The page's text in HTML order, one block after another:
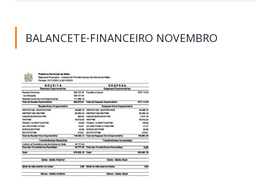
BALANCETE-FINANCEIRO NOVEMBRO